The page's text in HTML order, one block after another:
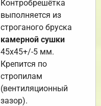
Контробрешётка
выполняется из
строганого бруска
камерной сушки
45х45+/-5 мм.
Крепится по
стропилам
(вентиляционный
зазор).